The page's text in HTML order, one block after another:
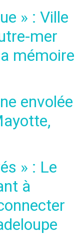
» : Ville
mer
mémoire
envolée
» : Le
à